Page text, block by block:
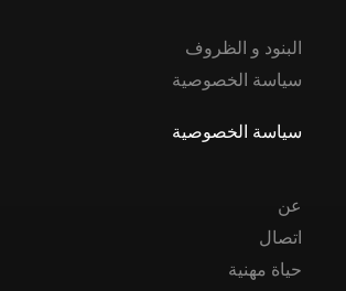
البنود و الظروف
سياسة الخصوصية
سياسة الخصوصية
عن
اتصال
حياة مهنية